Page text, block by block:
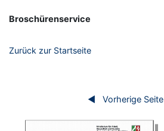
Broschürenservice
Zurück zur Startseite
Vorherige Seite